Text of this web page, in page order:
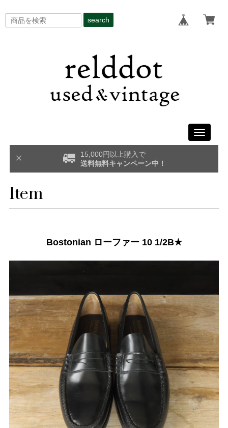
search
Toggle
15,000円以上購入で
送料無料キャンペーン中！
Item
Bostonian ローファー 10 1/2B★